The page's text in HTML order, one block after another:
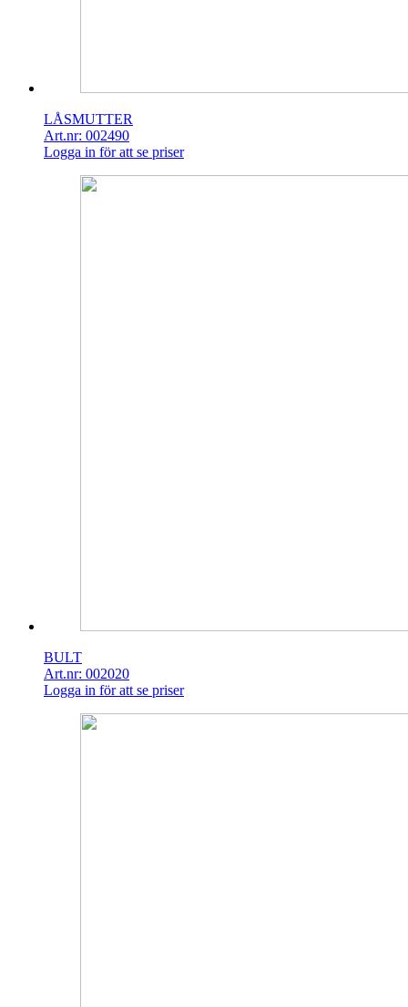
LÅSMUTTER
Art.nr: 002490
Logga in för att se priser
BULT
Art.nr: 002020
Logga in för att se priser